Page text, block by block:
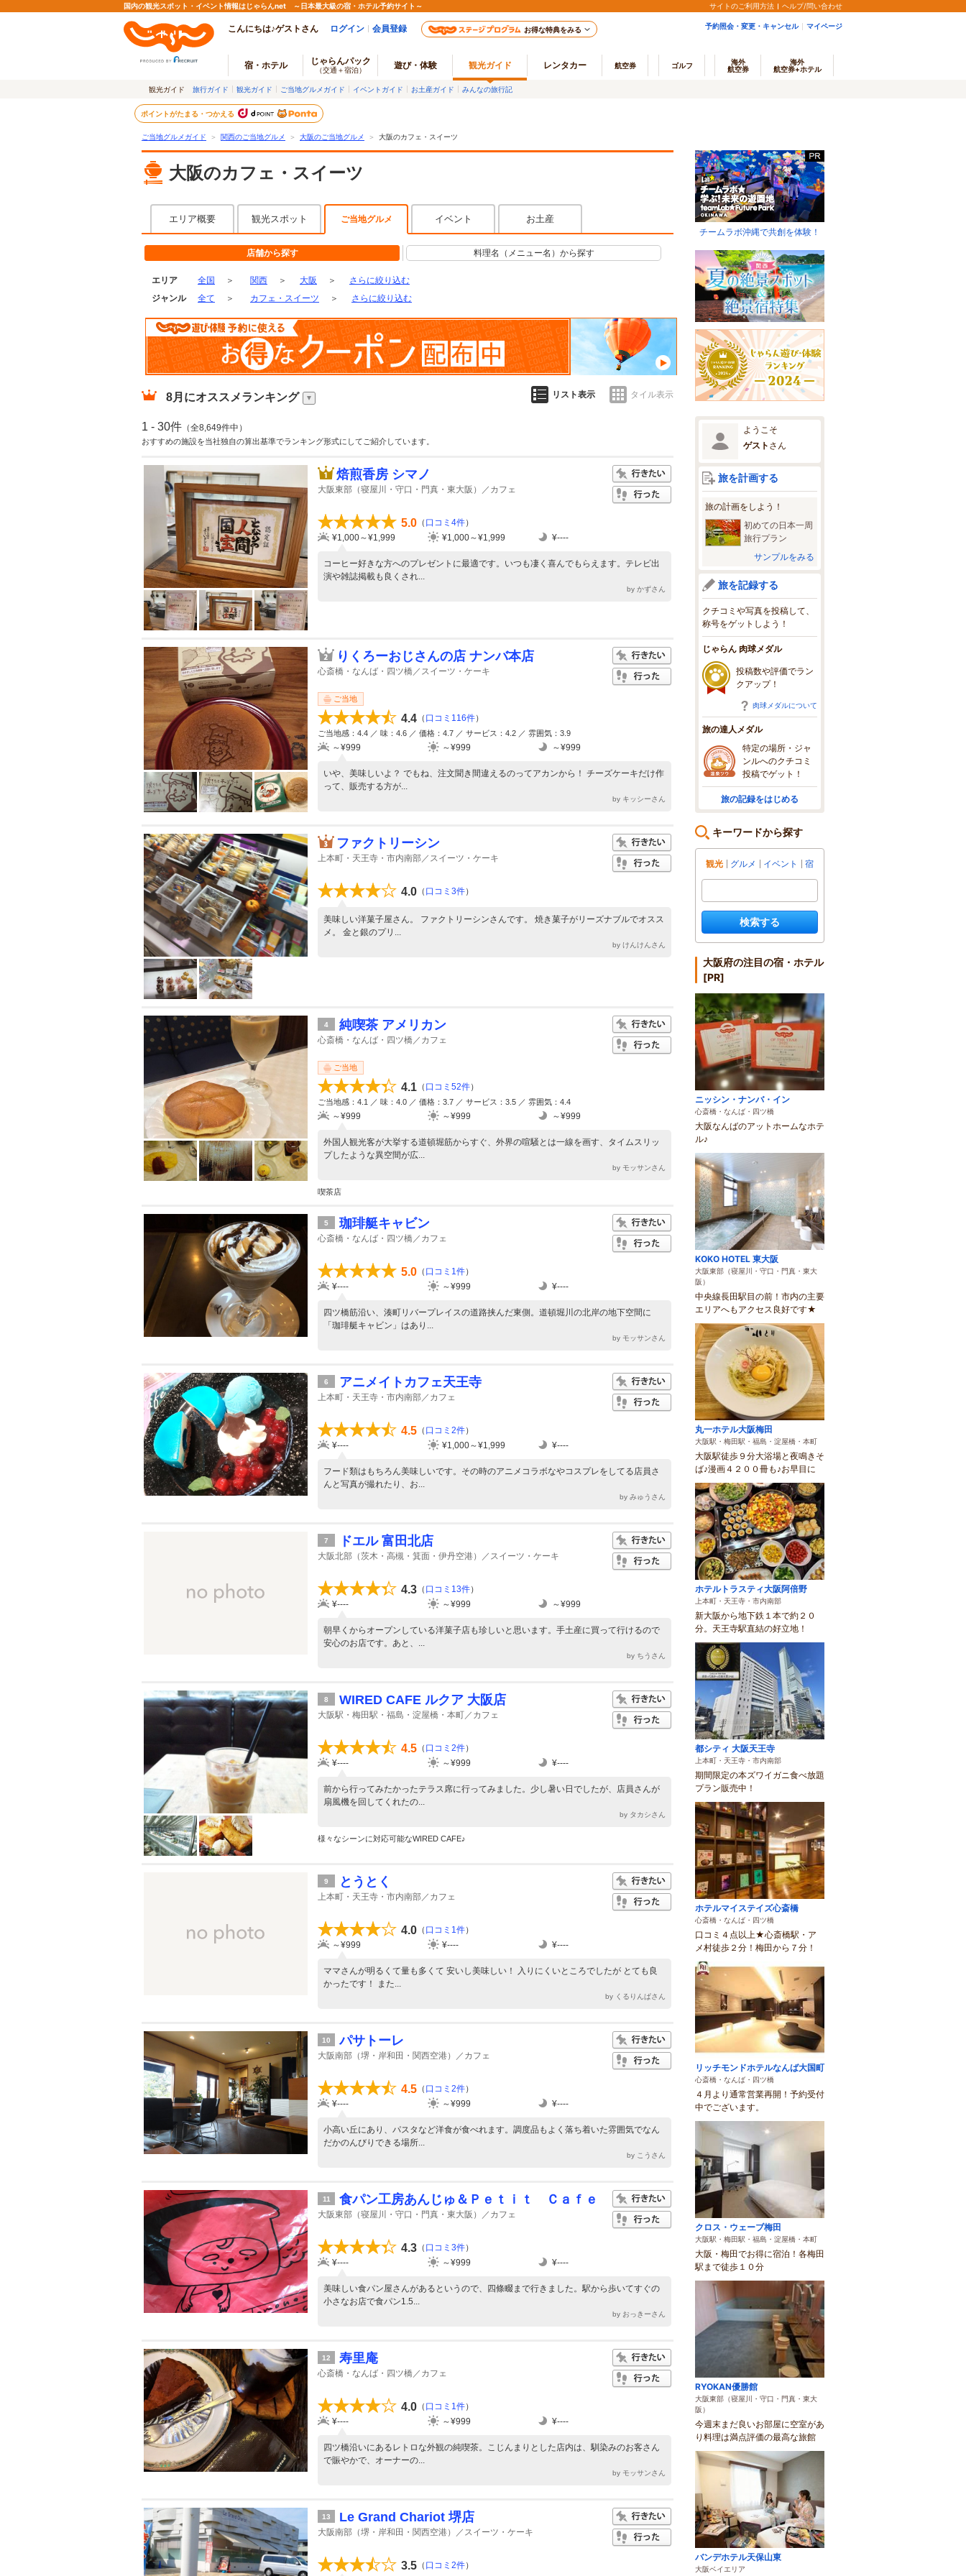
国内の観光スポット・イベント情報はじゃらんnet ～日本最大級の宿・ホテル予約サイト～ サイトのご利用方法 ヘルプ/問い合わせ
こんにちは♪ゲストさん ログイン 会員登録 お得な特典をみる 予約照会・変更・キャンセル マイページ
宿・ホテル じゃらんパック
（交通＋宿泊） 遊び・体験 観光ガイド レンタカー 航空券 ゴルフ
海外
航空券
海外
航空券+ホテル
観光ガイド 旅行ガイド 観光ガイド ご当地グルメガイド イベントガイド お土産ガイド みんなの旅行記
ポイントがたまる・つかえる
ご当地グルメガイド ＞ 関西のご当地グルメ ＞ 大阪のご当地グルメ ＞ 大阪のカフェ・スイーツ
大阪のカフェ・スイーツ
エリア概要 観光スポット ご当地グルメ イベント お土産
店舗から探す 料理名（メニュー名）から探す
エリア 全国 ＞ 関西 ＞ 大阪 ＞
さらに絞り込む
ジャンル
全て ＞ カフェ・スイーツ ＞ さらに絞り込む
8月 にオススメランキング リスト表示 タイル表示
1 - 30件 （全8,649件中）
おすすめの施設を当社独自の算出基準でランキング形式にしてご紹介しています。
焙煎香房 シマノ
大阪東部（寝屋川・守口・門真・東大阪）／カフェ
5.0 （ 口コミ4件）
¥1,000～¥1,999
¥1,000～¥1,999 ¥----
コーヒー好きな方へのプレゼントに最適です。いつも凄く喜んでもらえます。テレビ出
演や雑誌掲載も良くされ...
by かずさん
りくろーおじさんの店 ナンバ本店
心斎橋・なんば・四ツ橋／スイーツ・ケーキ
ご当地
4.4 （ 口コミ116件）
ご当地感：4.4 ／ 味：4.6 ／ 価格：4.7 ／ サービス：4.2 ／ 雰囲気：3.9
～¥999 ～¥999 ～¥999
いや、美味しいよ？ でもね、注文聞き間違えるのってアカンから！ チーズケーキだけ作
って、販売する方が...
by キッシーさん
ファクトリーシン
上本町・天王寺・市内南部／スイーツ・ケーキ
4.0 （ 口コミ3件）
美味しい洋菓子屋さん。 ファクトリーシンさんです。 焼き菓子がリーズナブルでオスス
メ。 金と銀のプリ...
by けんけんさん
4 純喫茶 アメリカン
心斎橋・なんば・四ツ橋／カフェ
ご当地
4.1 （ 口コミ52件）
ご当地感：4.1 ／ 味：4.0 ／ 価格：3.7 ／ サービス：3.5 ／ 雰囲気：4.4
～¥999 ～¥999 ～¥999
外国人観光客が大挙する道頓堀筋からすぐ、外界の喧騒とは一線を画す、タイムスリッ
プしたような異空間が広...
by モッサンさん
喫茶店
5 珈琲艇キャビン
心斎橋・なんば・四ツ橋／カフェ
5.0 （ 口コミ1件）
¥----
～¥999 ¥----
四ツ橋筋沿い、湊町リバープレイスの道路挟んだ東側。道頓堀川の北岸の地下空間に
「珈琲艇キャビン」はあり...
by モッサンさん
6 アニメイトカフェ天王寺
上本町・天王寺・市内南部／カフェ
4.5 （ 口コミ2件）
¥----
¥1,000～¥1,999 ¥----
フード類はもちろん美味しいです。その時のアニメコラボなやコスプレをしてる店員さ
んと写真が撮れたり、お...
by みゅうさん
7 ドエル 富田北店
大阪北部（茨木・高槻・箕面・伊丹空港）／スイーツ・ケーキ
4.3 （ 口コミ13件）
¥----
～¥999 ～¥999
朝早くからオープンしている洋菓子店も珍しいと思います。手土産に買って行けるので
安心のお店です。あと、...
by ちうさん
8 WIRED CAFE ルクア 大阪店
大阪駅・梅田駅・福島・淀屋橋・本町／カフェ
4.5 （ 口コミ2件）
¥----
～¥999 ¥----
前から行ってみたかったテラス席に行ってみました。少し暑い日でしたが、店員さんが
扇風機を回してくれたの...
by タカシさん
様々なシーンに対応可能なWIRED CAFE♪
9 とうとく
上本町・天王寺・市内南部／カフェ
4.0 （ 口コミ1件）
～¥999
¥---- ¥----
ママさんが明るくて量も多くて 安いし美味しい！ 入りにくいところでしたが とても良
かったです！ また...
by くるりんぱさん
10 パサトーレ
大阪南部（堺・岸和田・関西空港）／カフェ
4.5 （ 口コミ2件）
¥----
～¥999 ¥----
小高い丘にあり、パスタなど洋食が食べれます。調度品もよく落ち着いた雰囲気でなん
だかのんびりできる場所...
by こうさん
11 食パン工房あんじゅ＆Ｐｅｔｉｔ Ｃａｆｅ
大阪東部（寝屋川・守口・門真・東大阪）／カフェ
4.3 （ 口コミ3件）
¥----
～¥999 ¥----
美味しい食パン屋さんがあるというので、四條畷まで行きました。駅から歩いてすぐの
小さなお店で食パン1.5...
by おっきーさん
12 寿里庵
心斎橋・なんば・四ツ橋／カフェ
4.0 （ 口コミ1件）
¥----
～¥999 ¥----
四ツ橋沿いにあるレトロな外観の純喫茶。こじんまりとした店内は、馴染みのお客さん
で賑やかで、オーナーの...
by モッサンさん
13 Le Grand Chariot 堺店
大阪南部（堺・岸和田・関西空港）／スイーツ・ケーキ
3.5 （ 口コミ2件）
チームラボ沖縄で共創を体験！
ようこそ
ゲスト さん
旅を計画する
旅の計画をしよう！
初めての日本一周
旅行プラン
サンプルをみる
旅を記録する
クチコミや写真を投稿して、
称号をゲットしよう！
じゃらん 肉球メダル
投稿数や評価でラン
クアップ！
肉球メダルについて
旅の達人メダル
特定の場所・ジャ
ンルへのクチコミ
投稿でゲット！
旅の記録をはじめる
キーワードから探す
観光 グルメ イベント 宿
検索する
大阪府の注目の宿・ホテル
[PR]
ニッシン・ナンバ・イン
心斎橋・なんば・四ツ橋
大阪なんばのアットホームなホテ
ル♪
KOKO HOTEL 東大阪
大阪東部（寝屋川・守口・門真・東大
阪）
中央線長田駅目の前！市内の主要
エリアへもアクセス良好です★
丸一ホテル大阪梅田
大阪駅・梅田駅・福島・淀屋橋・本町
大阪駅徒歩９分大浴場と夜鳴きそ
ば♪漫画４２００冊も♪お早目に
ホテルトラスティ大阪阿倍野
上本町・天王寺・市内南部
新大阪から地下鉄１本で約２０
分。天王寺駅直結の好立地！
都シティ 大阪天王寺
上本町・天王寺・市内南部
期間限定の本ズワイガニ食べ放題
プラン販売中！
ホテルマイステイズ心斎橋
心斎橋・なんば・四ツ橋
口コミ４点以上★心斎橋駅・ア
メ村徒歩２分！梅田から７分！
リッチモンドホテルなんば大国町
心斎橋・なんば・四ツ橋
４月より通常営業再開！予約受付
中でございます。
クロス・ウェーブ梅田
大阪駅・梅田駅・福島・淀屋橋・本町
大阪・梅田でお得に宿泊！各梅田
駅まで徒歩１０分
RYOKAN優勝館
大阪東部（寝屋川・守口・門真・東大
阪）
今週末まだ良いお部屋に空室があ
り料理は満点評価の最高な旅館
バンデホテル天保山東
大阪ベイエリア